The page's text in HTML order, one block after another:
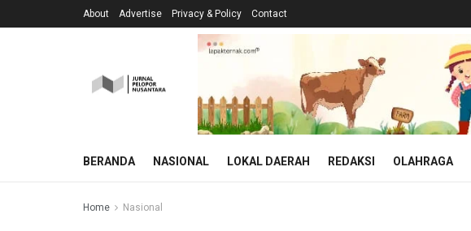
About Advertise Privacy & Policy Contact
BERANDA NASIONAL LOKAL DAERAH REDAKSI OLAHRAGA
Home Nasional